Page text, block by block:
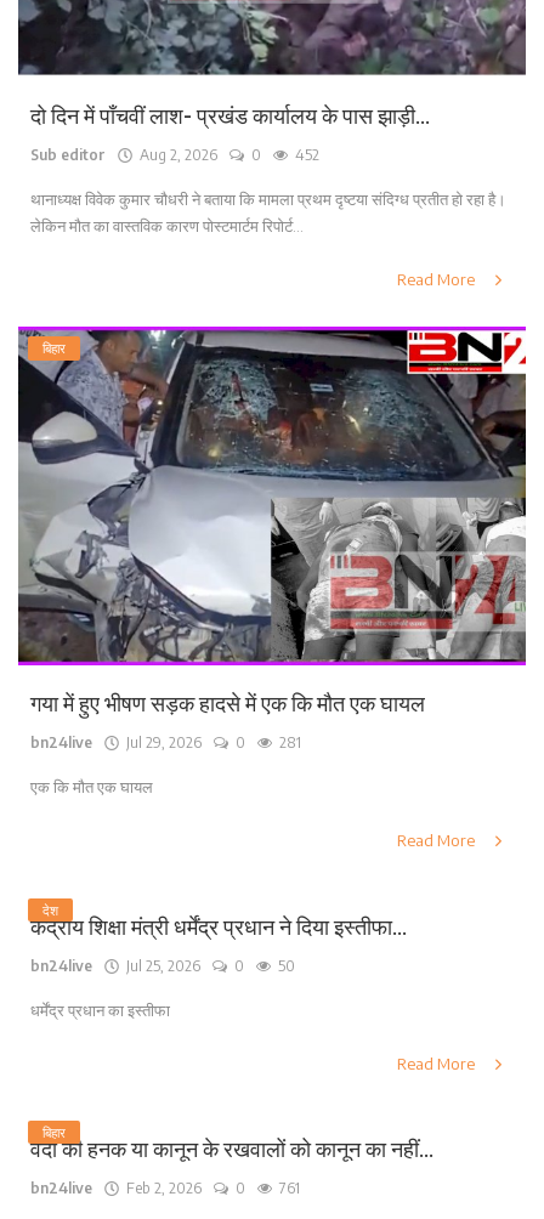
दो दिन में पाँचवीं लाश- प्रखंड कार्यालय के पास झाड़ी...
Sub editor Aug 2, 2026 0 452
थानाध्यक्ष विवेक कुमार चौधरी ने बताया कि मामला प्रथम दृष्टया संदिग्ध प्रतीत हो रहा है।
लेकिन मौत का वास्तविक कारण पोस्टमार्टम रिपोर्ट...
Read More
बिहार
गया में हुए भीषण सड़क हादसे में एक कि मौत एक घायल
bn24live Jul 29, 2026 0 281
एक कि मौत एक घायल
Read More
देश
केंद्रीय शिक्षा मंत्री धर्मेंद्र प्रधान ने दिया इस्तीफा...
bn24live Jul 25, 2026 0 50
धर्मेंद्र प्रधान का इस्तीफा
Read More
बिहार
वर्दी की हनक या कानून के रखवालों को कानून का नहीं...
bn24live Feb 2, 2026 0 761